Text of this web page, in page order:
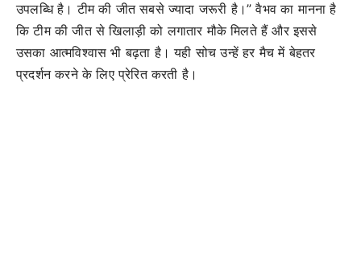
उपलब्धि है। टीम की जीत सबसे ज्यादा जरूरी है।”वैभव का मानना है
कि टीम की जीत से खिलाड़ी को लगातार मौके मिलते हैं और इससे
उसका आत्मविश्वास भी बढ़ता है। यही सोच उन्हें हर मैच में बेहतर
प्रदर्शन करने के लिए प्रेरित करती है।